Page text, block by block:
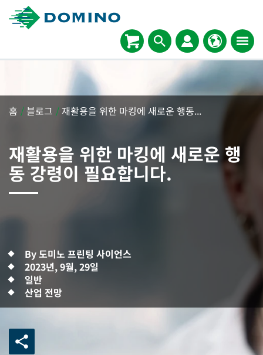
홈 /블로그 / 재활용을 위한 마킹에 새로운 행동...
재활용을 위한 마킹에 새로운 행
동 강령이 필요합니다.
By 도미노 프린팅 사이언스
2023년, 9월, 29일
일반
산업 전망